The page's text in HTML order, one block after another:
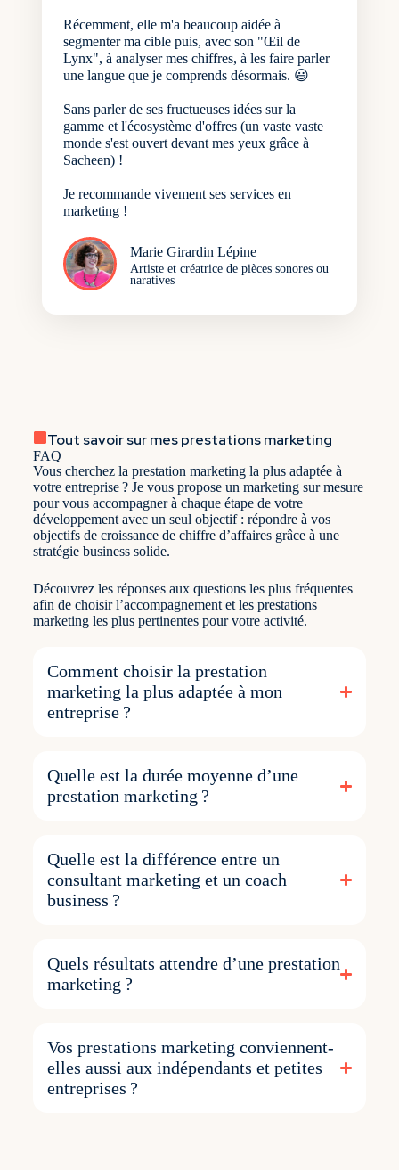
Récemment, elle m'a beaucoup aidée à
segmenter ma cible puis, avec son "Œil de
Lynx", à analyser mes chiffres, à les faire parler
une langue que je comprends désormais. 😃
Sans parler de ses fructueuses idées sur la
gamme et l'écosystème d'offres (un vaste vaste
monde s'est ouvert devant mes yeux grâce à
Sacheen) !
Je recommande vivement ses services en
marketing !
Marie Girardin Lépine
Artiste et créatrice de pièces sonores ou
naratives
Tout savoir sur mes prestations marketing
FAQ
Vous cherchez la prestation marketing la plus adaptée à
votre entreprise ? Je vous propose un marketing sur mesure
pour vous accompagner à chaque étape de votre
développement avec un seul objectif : répondre à vos
objectifs de croissance de chiffre d’affaires grâce à une
stratégie business solide.
Découvrez les réponses aux questions les plus fréquentes
afin de choisir l’accompagnement et les prestations
marketing les plus pertinentes pour votre activité.
Comment choisir la prestation
marketing la plus adaptée à mon
entreprise ?
Quelle est la durée moyenne d’une
prestation marketing ?
Quelle est la différence entre un
consultant marketing et un coach
business ?
Quels résultats attendre d’une prestation
marketing ?
Vos prestations marketing conviennent-
elles aussi aux indépendants et petites
entreprises ?